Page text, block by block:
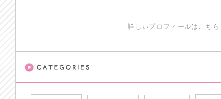
詳しいプロフィールはこち